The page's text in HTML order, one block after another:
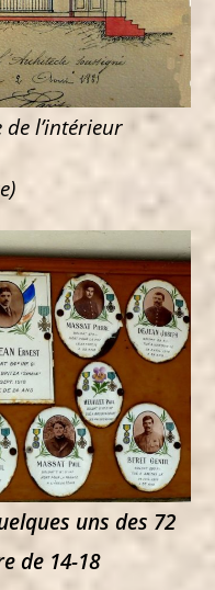
l’intérieur
uns des 72
de 14-18